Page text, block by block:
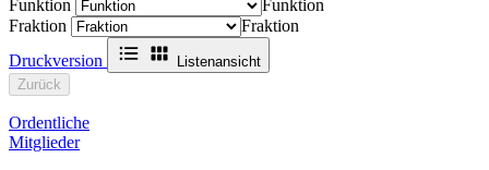
Funktion
Funktion
Fraktion
Fraktion
Druckversion
Listenansicht
Zurück
Ordentliche
Mitglieder